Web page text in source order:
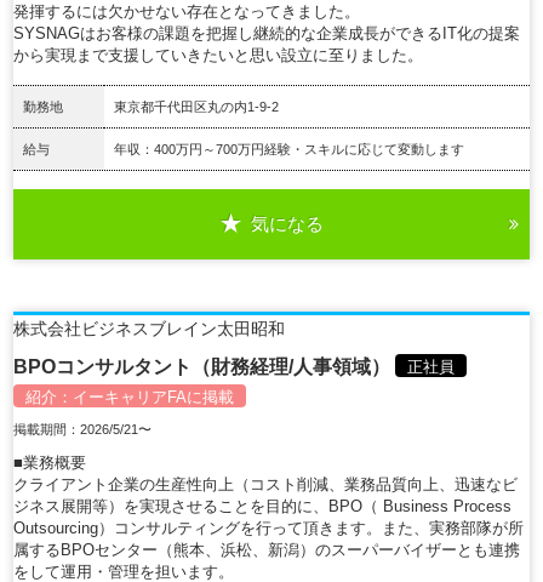
発揮するには欠かせない存在となってきました。
SYSNAGはお客様の課題を把握し継続的な企業成長ができるIT化の提案
から実現まで支援していきたいと思い設立に至りました。
勤務地 東京都千代田区丸の内1-9-2
給与 年収：400万円～700万円経験・スキルに応じて変動します
気になる
株式会社ビジネスブレイン太田昭和
BPOコンサルタント（財務経理/人事領域）
正社員
紹介： イーキャリアFAに掲載
掲載期間：2026/5/21〜
■業務概要
クライアント企業の生産性向上（コスト削減、業務品質向上、迅速なビ
ジネス展開等）を実現させることを目的に、BPO（ Business Process
Outsourcing）コンサルティングを行って頂きます。また、実務部隊が所
属するBPOセンター（熊本、浜松、新潟）のスーパーバイザーとも連携
をして運用・管理を担います。